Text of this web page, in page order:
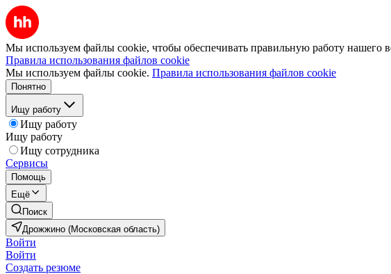
Мы используем файлы cookie, чтобы обеспечивать правильную работу нашего
Правила использования файлов cookie
Мы используем файлы cookie. Правила использования файлов cookie
Понятно
Ищу работу
Ищу работу
Ищу работу
Ищу сотрудника
Сервисы
Помощь
Ещё
Поиск
Дрожжино (Московская область)
Войти
Войти
Создать резюме